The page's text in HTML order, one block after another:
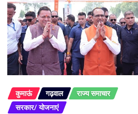
कुमाऊं गढ़वाल
राज्य समाचार
सरकार/ योजनाएं